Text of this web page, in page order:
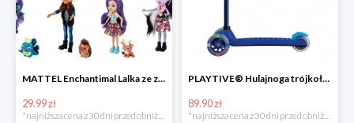
MATTEL Enchantimal Lalka ze zwierzątkiem
29.99 zł
*najniższa cena z 30 dni przed obniżką
PLAYTIVE® Hulajnoga trójkołowa Tri Scooter z diodami LED
89.90 zł
*najniższa cena z 30 dni przed obniżką